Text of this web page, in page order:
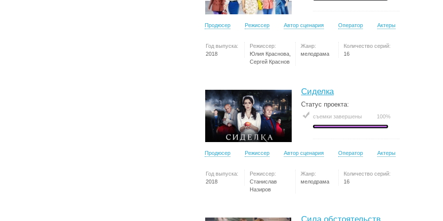
Продюсер Режиссер Автор сценария Оператор Актеры
Год выпуска:
2018
Режиссер:
Юлия Краснова,
Сергей Краснов
Жанр:
мелодрама
Количество серий:
16
Сиделка
Статус проекта:
съемки завершены 100%
Продюсер Режиссер Автор сценария Оператор Актеры
Год выпуска:
2018
Режиссер:
Станислав
Назиров
Жанр:
мелодрама
Количество серий:
16